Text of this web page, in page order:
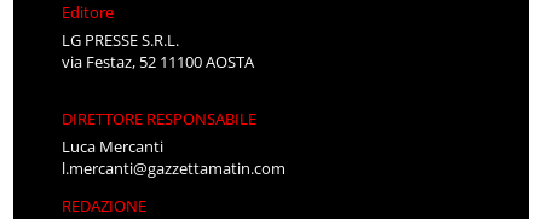
Editore
LG PRESSE S.R.L.
via Festaz, 52 11100 AOSTA
DIRETTORE RESPONSABILE
Luca Mercanti
l.mercanti@gazzettamatin.com
REDAZIONE